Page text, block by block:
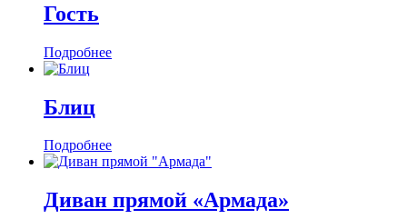
Гость
Подробнее
Блиц
Подробнее
Диван прямой «Армада»